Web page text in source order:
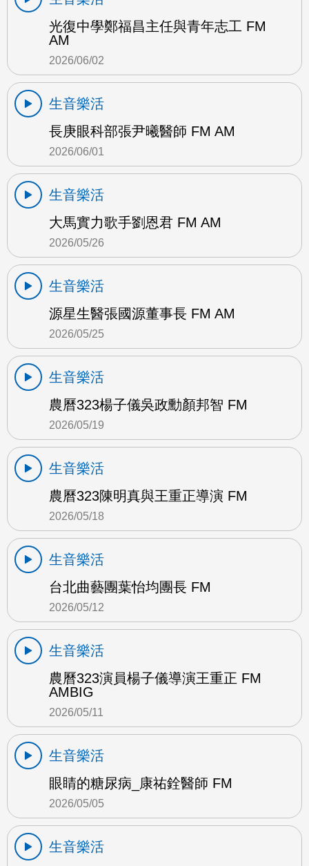
光復中學鄭福昌主任與青年志工 FM
AM
2026/06/02
生音樂活
長庚眼科部張尹曦醫師 FM AM
2026/06/01
生音樂活
大馬實力歌手劉恩君 FM AM
2026/05/26
生音樂活
源星生醫張國源董事長 FM AM
2026/05/25
生音樂活
農曆323楊子儀吳政勳顏邦智 FM
2026/05/19
生音樂活
農曆323陳明真與王重正導演 FM
2026/05/18
生音樂活
台北曲藝團葉怡均團長 FM
2026/05/12
生音樂活
農曆323演員楊子儀導演王重正 FM
AMBIG
2026/05/11
生音樂活
眼睛的糖尿病_康祐銓醫師 FM
2026/05/05
生音樂活